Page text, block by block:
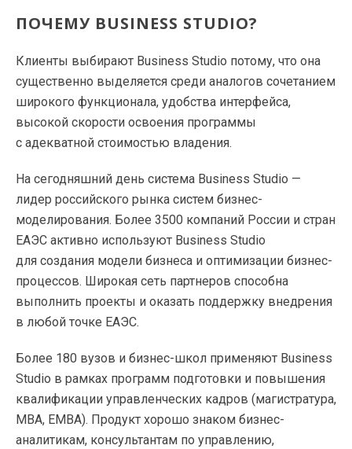
ПОЧЕМУ BUSINESS STUDIO?
Клиенты выбирают Business Studio потому, что она
существенно выделяется среди аналогов сочетанием
широкого функционала, удобства интерфейса,
высокой скорости освоения программы
с адекватной стоимостью владения.
На сегодняшний день система Business Studio —
лидер российского рынка систем бизнес-
моделирования. Более 3500 компаний России и стран
ЕАЭС активно используют Business Studio
для создания модели бизнеса и оптимизации бизнес-
процессов. Широкая сеть партнеров способна
выполнить проекты и оказать поддержку внедрения
в любой точке ЕАЭС.
Более 180 вузов и бизнес-школ применяют Business
Studio в рамках программ подготовки и повышения
квалификации управленческих кадров (магистратура,
MBA, EMBA). Продукт хорошо знаком бизнес-
аналитикам, консультантам по управлению,